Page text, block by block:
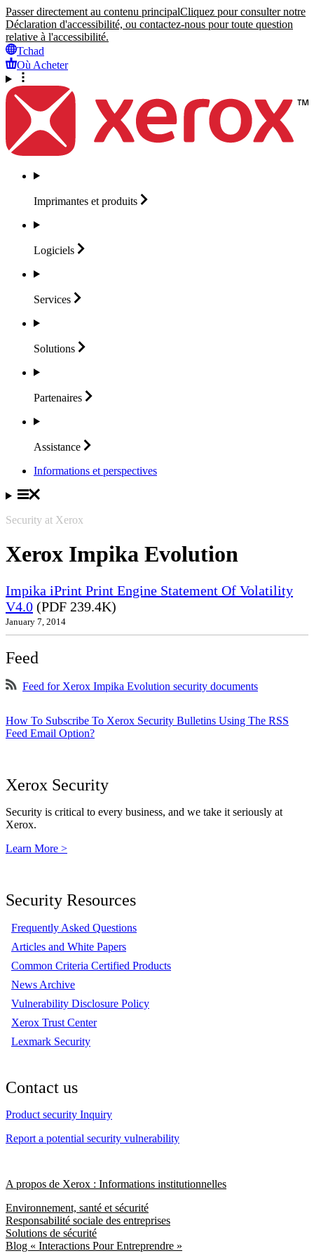
Passer directement au contenu principalCliquez pour consulter notre
Déclaration d'accessibilité, ou contactez-nous pour toute question
relative à l'accessibilité.
Tchad
Où Acheter
Imprimantes et produits
Logiciels
Services
Solutions
Partenaires
Assistance
Informations et perspectives
Security at Xerox
Xerox Impika Evolution
Impika iPrint Print Engine Statement Of Volatility
V4.0 (PDF 239.4K)
January 7, 2014
Feed
Feed for Xerox Impika Evolution security documents
How To Subscribe To Xerox Security Bulletins Using The RSS
Feed Email Option?
Xerox Security
Security is critical to every business, and we take it seriously at
Xerox.
Learn More >
Security Resources
Frequently Asked Questions
Articles and White Papers
Common Criteria Certified Products
News Archive
Vulnerability Disclosure Policy
Xerox Trust Center
Lexmark Security
Contact us
Product security Inquiry
Report a potential security vulnerability
A propos de Xerox : Informations institutionnelles
Environnement, santé et sécurité
Responsabilité sociale des entreprises
Solutions de sécurité
Blog « Interactions Pour Entreprendre »